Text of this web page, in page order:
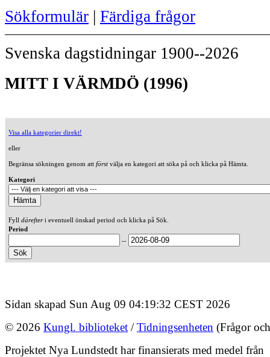
Sökformulär | Färdiga frågor
Svenska dagstidningar 1900--2026
MITT I VÄRMDÖ (1996)
Visa alla kategorier direkt!
eller
Begränsa sökningen genom att förstvälja en kategori att söka på och klicka på Hämta.
Kategori
Fyll därefteri eventuell önskad period och klicka på Sök.
Period
--
Sidan skapad Sun Aug 09 04:19:32 CEST 2026
© 2026 Kungl. biblioteket /Tidningsenheten (Frågor
Projektet Nya Lundstedt har finansierats med medel från